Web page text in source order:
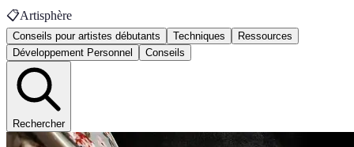
📋Artisphère
Conseils pour artistes débutants Techniques
Ressources
Développement Personnel
Conseils
Rechercher